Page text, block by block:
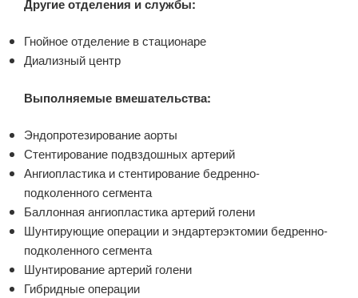
Другие отделения и службы:
Гнойное отделение в стационаре
Диализный центр
Выполняемые вмешательства:
Эндопротезирование аорты
Стентирование подвздошных артерий
Ангиопластика и стентирование бедренно-
подколенного сегмента
Баллонная ангиопластика артерий голени
Шунтирующие операции и эндартерэктомии бедренно-
подколенного сегмента
Шунтирование артерий голени
Гибридные операции